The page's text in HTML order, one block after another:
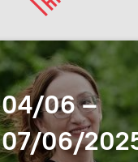
04/06 –
07/06/